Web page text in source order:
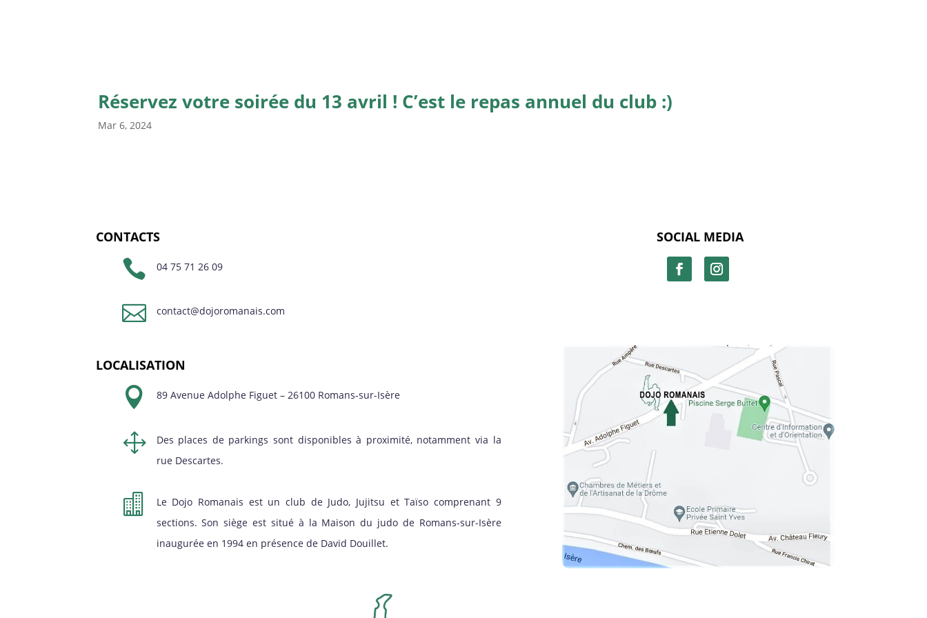
Réservez votre soirée du 13 avril ! C’est le repas annuel du club :)
Mar 6, 2024
CONTACTS
 04 75 71 26 09
 contact@dojoromanais.com
SOCIAL MEDIA
LOCALISATION
 89 Avenue Adolphe Figuet – 26100 Romans-sur-Isère
1
Des places de parkings sont disponibles à proximité, notamment via la
rue Descartes.

Le Dojo Romanais est un club de Judo, Jujitsu et Taïso comprenant 9
sections. Son siège est situé à la Maison du judo de Romans-sur-Isère
inaugurée en 1994 en présence de David Douillet.